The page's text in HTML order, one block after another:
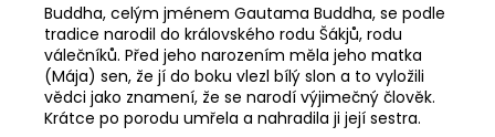
Buddha, celým jménem Gautama Buddha, se podle
tradice narodil do královského rodu Šákjů, rodu
válečníků. Před jeho narozením měla jeho matka
(Mája) sen, že jí do boku vlezl bílý slon a to vyložili
vědci jako znamení, že se narodí výjimečný člověk.
Krátce po porodu umřela a nahradila ji její sestra.